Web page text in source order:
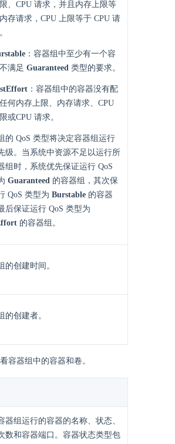
、CPU 请求，并且内存上限等
存请求，CPU 上限等于 CPU 请
：容器组中至少有一个容
满足 Guaranteed 类型的要求。
：容器组中的容器没有配
何内存上限、内存请求、CPU
或CPU 请求。
的 QoS 类型将决定容器组运行
级。当系统中资源不足以运行所
组时，系统优先保证运行 QoS
Guaranteed 的容器组，其次保
QoS 类型为 Burstable 的容器
后保证运行 QoS 类型为
的容器组。
的创建时间。
的创建者。
容器组中的容器和卷。
器组运行的容器的名称、状态、
数和容器端口。容器状态类型包